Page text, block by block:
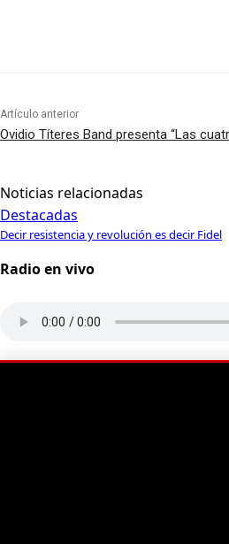
Artículo anterior
Ovidio Títeres Band presenta “Las
Noticias relacionadas
Destacadas
Decir resistencia y revolución es decir Fidel
Radio en vivo